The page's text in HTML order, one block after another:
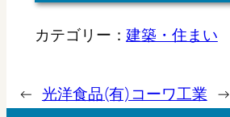
カテゴリー：建築・住まい
← 光洋食品(有)コーワ工業 →